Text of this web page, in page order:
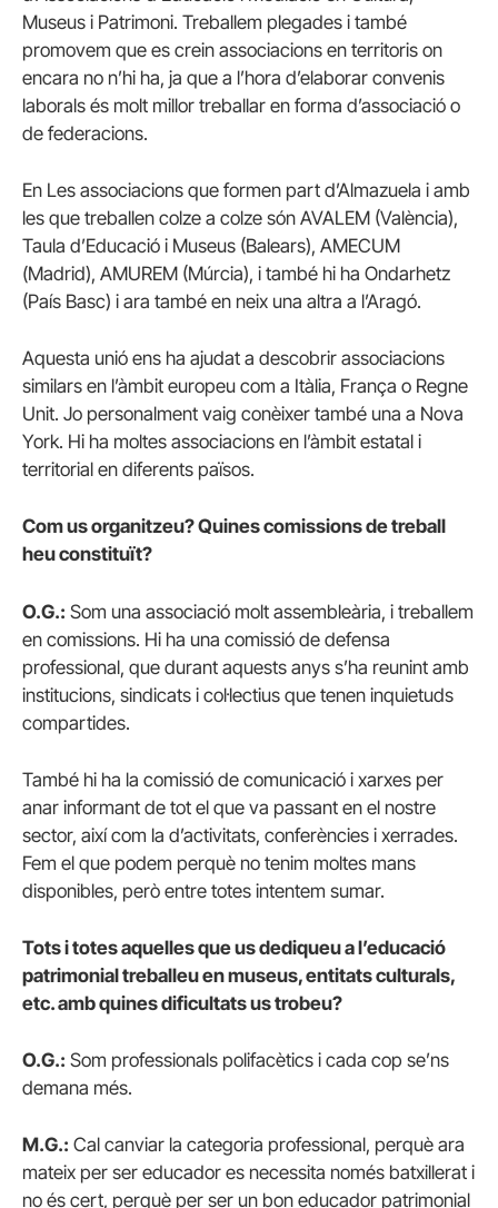
Museus i Patrimoni. Treballem plegades i també
promovem que es crein associacions en territoris on
encara no n’hi ha, ja que a l’hora d’elaborar convenis
laborals és molt millor treballar en forma d’associació o
de federacions.
En Les associacions que formen part d’Almazuela i amb
les que treballen colze a colze són AVALEM (València),
Taula d’Educació i Museus (Balears), AMECUM
(Madrid), AMUREM (Múrcia), i també hi ha Ondarhetz
(País Basc) i ara també en neix una altra a l’Aragó.
Aquesta unió ens ha ajudat a descobrir associacions
similars en l’àmbit europeu com a Itàlia, França o Regne
Unit. Jo personalment vaig conèixer també una a Nova
York. Hi ha moltes associacions en l’àmbit estatal i
territorial en diferents països.
Com us organitzeu? Quines comissions de treball
heu constituït?
O.G.: Som una associació molt assembleària, i treballem
en comissions. Hi ha una comissió de defensa
professional, que durant aquests anys s’ha reunint amb
institucions, sindicats i col·lectius que tenen inquietuds
compartides.
També hi ha la comissió de comunicació i xarxes per
anar informant de tot el que va passant en el nostre
sector, així com la d’activitats, conferències i xerrades.
Fem el que podem perquè no tenim moltes mans
disponibles, però entre totes intentem sumar.
Tots i totes aquelles que us dediqueu a l’educació
patrimonial treballeu en museus, entitats culturals,
etc. amb quines dificultats us trobeu?
O.G.: Som professionals polifacètics i cada cop se’ns
demana més.
M.G.: Cal canviar la categoria professional, perquè ara
mateix per ser educador es necessita només batxillerat i
no és cert, perquè per ser un bon educador patrimonial